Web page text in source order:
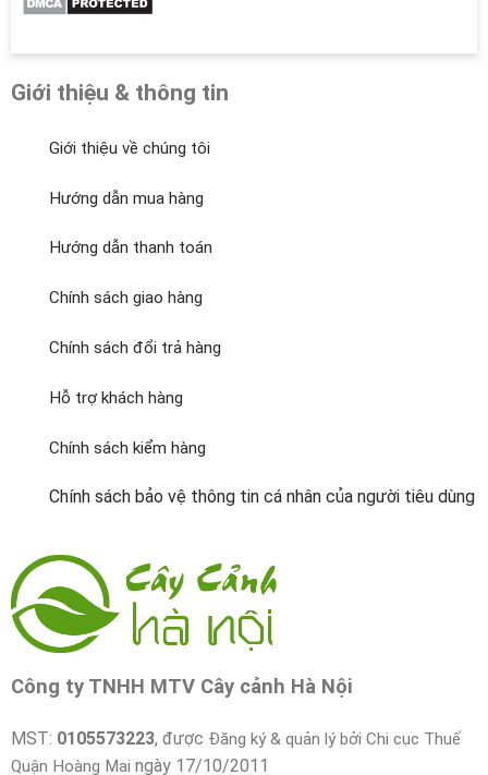
Giới thiệu & thông tin
Giới thiệu về chúng tôi
Hướng dẫn mua hàng
Hướng dẫn thanh toán
Chính sách giao hàng
Chính sách đổi trả hàng
Hỗ trợ khách hàng
Chính sách kiểm hàng
Chính sách bảo vệ thông tin cá nhân của người tiêu dùng
Công ty TNHH MTV Cây cảnh Hà Nội
MST: 0105573223, được Đăng ký & quản lý bởi Chi cục Thuế
Quận Hoàng Mai ngày 17/10/2011